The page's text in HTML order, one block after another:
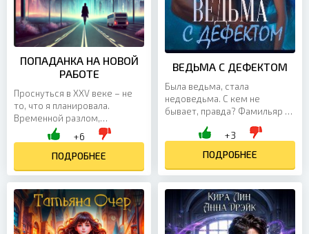
ПОПАДАНКА НА НОВОЙ
РАБОТЕ
Проснуться в XXV веке – не
то, что я планировала.
Временной разлом,
отсутствие обратного
билета и полное
непонимание, как здесь
выживать. Где...
+6
ПОДРОБНЕЕ
ВЕДЬМА С ДЕФЕКТОМ
Была ведьма, стала
недоведьма. С кем не
бывает, правда? Фамильяр и
Так еще и новый начальник
+3
ПОДРОБНЕЕ